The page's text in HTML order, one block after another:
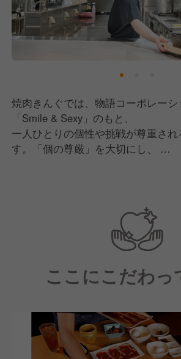
焼肉きんぐでは、物語コーポレー
「Smile & Sexy」のもと、
一人ひとりの個性や挑戦が尊重され
す。「個の尊厳」を大切にし、
多様な仲間と共により良い店舗づく
ここにこだわっ